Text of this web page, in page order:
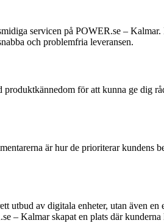
servicen på POWER.se –
och problemfria leveransen.
för att kunna ge
är hur de prioriterar kundens
utbud av digitala enheter, utan även
– Kalmar skapat en plats där